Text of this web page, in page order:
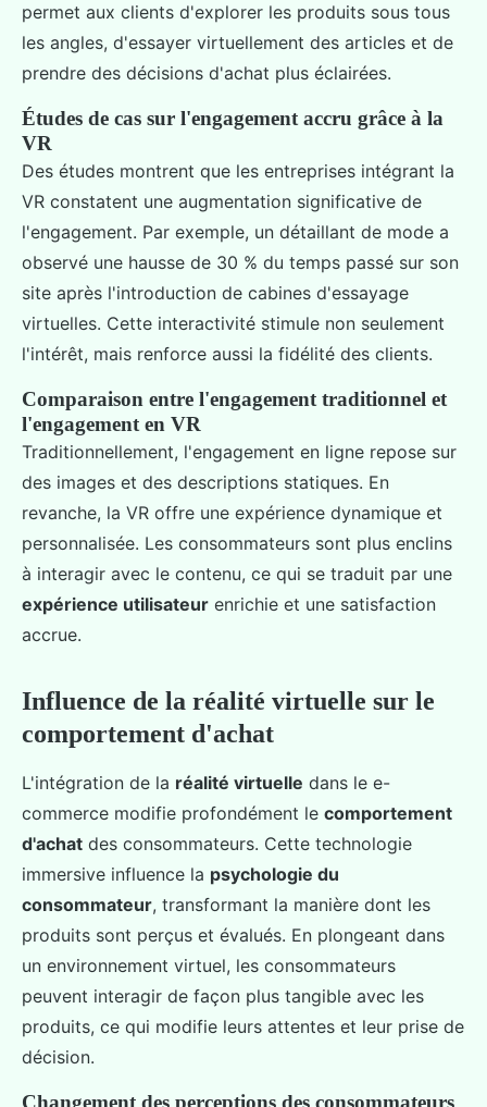
permet aux clients d'explorer les produits sous tous
les angles, d'essayer virtuellement des articles et de
prendre des décisions d'achat plus éclairées.
Études de cas sur l'engagement accru grâce à la
VR
Des études montrent que les entreprises intégrant la
VR constatent une augmentation significative de
l'engagement. Par exemple, un détaillant de mode a
observé une hausse de 30 % du temps passé sur son
site après l'introduction de cabines d'essayage
virtuelles. Cette interactivité stimule non seulement
l'intérêt, mais renforce aussi la fidélité des clients.
Comparaison entre l'engagement traditionnel et
l'engagement en VR
Traditionnellement, l'engagement en ligne repose sur
des images et des descriptions statiques. En
revanche, la VR offre une expérience dynamique et
personnalisée. Les consommateurs sont plus enclins
à interagir avec le contenu, ce qui se traduit par une
expérience utilisateur enrichie et une satisfaction
accrue.
Influence de la réalité virtuelle sur le
comportement d'achat
L'intégration de la réalité virtuelle dans le e-
commerce modifie profondément le comportement
d'achat des consommateurs. Cette technologie
immersive influence la psychologie du
consommateur, transformant la manière dont les
produits sont perçus et évalués. En plongeant dans
un environnement virtuel, les consommateurs
peuvent interagir de façon plus tangible avec les
produits, ce qui modifie leurs attentes et leur prise de
décision.
Changement des perceptions des consommateurs